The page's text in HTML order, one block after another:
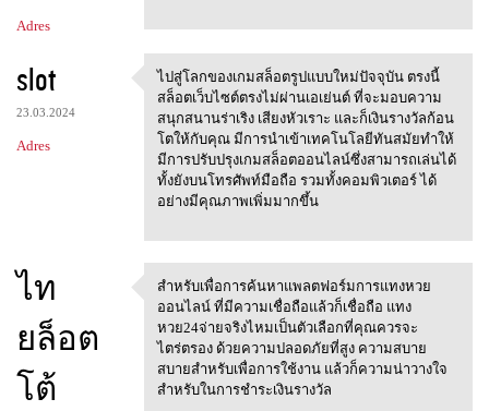
Adres
slot
23.03.2024
Adres
ไปสู่โลกของเกมสล็อตรูปแบบใหม่
ไปสู่โลกของเกมสล็อตรูปแบบใหม่ปัจจุบัน ตรงนี้
สล็อตเว็บไซต์ตรงไม่ผ่านเอเย่นต์ ที่จะมอบความ
สนุกสนานร่าเริง เสียงหัวเราะ และก็เงินรางวัลก้อน
โตให้กับคุณ มีการนำเข้าเทคโนโลยีทันสมัยทำให้
มีการปรับปรุงเกมสล็อตออนไลน์ซึ่งสามารถเล่นได้
ทั้งยังบนโทรศัพท์มือถือ รวมทั้งคอมพิวเตอร์ ได้
อย่างมีคุณภาพเพิ่มมากขึ้น
ไท
ยล็อต
โต้
สำหรับเพื่อการค้นหาแพลตฟอร์ม
ก
สำหรับเพื่อการค้นหาแพลตฟอร์มการแทงหวย
ออนไลน์ ที่มีความเชื่อถือแล้วก็เชื่อถือ แทง
หวย24จ่ายจริงไหมเป็นตัวเลือกที่คุณควรจะ
ไตร่ตรอง ด้วยความปลอดภัยที่สูง ความสบาย
สบายสำหรับเพื่อการใช้งาน แล้วก็ความน่าวางใจ
สำหรับในการชำระเงินรางวัล